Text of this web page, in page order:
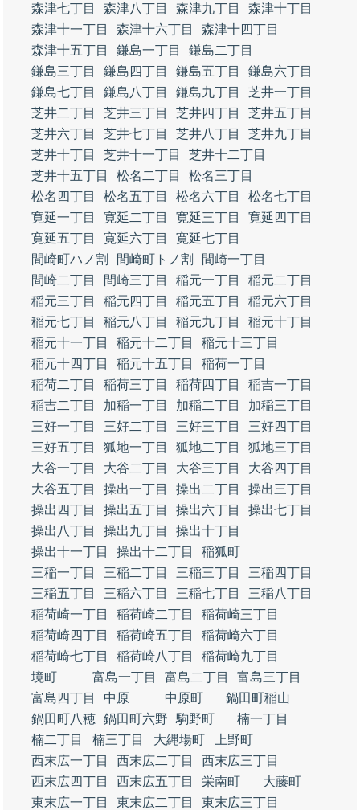
森津七丁目
森津八丁目 森津九丁目
森津十丁目
森津十一丁目
森津十六丁目
森津十四丁目
森津十五丁目
鎌島一丁目
鎌島二丁目
鎌島三丁目
鎌島四丁目 鎌島五丁目
鎌島六丁目
鎌島七丁目
鎌島八丁目 鎌島九丁目
芝井一丁目
芝井二丁目
芝井三丁目 芝井四丁目
芝井五丁目
芝井六丁目
芝井七丁目 芝井八丁目
芝井九丁目
芝井十丁目
芝井十一丁目
芝井十二丁目
芝井十五丁目
松名二丁目
松名三丁目
松名四丁目
松名五丁目 松名六丁目
松名七丁目
寛延一丁目
寛延二丁目 寛延三丁目
寛延四丁目
寛延五丁目
寛延六丁目
寛延七丁目
間崎町ハノ割
間崎町トノ割
間崎一丁目
間崎二丁目
間崎三丁目 稲元一丁目
稲元二丁目
稲元三丁目
稲元四丁目 稲元五丁目
稲元六丁目
稲元七丁目
稲元八丁目 稲元九丁目
稲元十丁目
稲元十一丁目
稲元十二丁目
稲元十三丁目
稲元十四丁目
稲元十五丁目
稲荷一丁目
稲荷二丁目
稲荷三丁目 稲荷四丁目
稲吉一丁目
稲吉二丁目
加稲一丁目 加稲二丁目
加稲三丁目
三好一丁目
三好二丁目 三好三丁目
三好四丁目
三好五丁目
狐地一丁目 狐地二丁目
狐地三丁目
大谷一丁目
大谷二丁目 大谷三丁目
大谷四丁目
大谷五丁目
操出一丁目 操出二丁目
操出三丁目
操出四丁目
操出五丁目 操出六丁目
操出七丁目
操出八丁目
操出九丁目
操出十丁目
操出十一丁目
操出十二丁目
稲狐町
三稲一丁目
三稲二丁目 三稲三丁目
三稲四丁目
三稲五丁目
三稲六丁目 三稲七丁目
三稲八丁目
稲荷崎一丁目
稲荷崎二丁目
稲荷崎三丁目
稲荷崎四丁目
稲荷崎五丁目
稲荷崎六丁目
稲荷崎七丁目
稲荷崎八丁目
稲荷崎九丁目
境町
富島一丁目 富島二丁目
富島三丁目
富島四丁目
中原 中原町
鍋田町稲山
鍋田町八穂 鍋田町六野 駒野町
楠一丁目
楠二丁目
楠三丁目 大縄場町
上野町
西末広一丁目
西末広二丁目
西末広三丁目
西末広四丁目
西末広五丁目 栄南町
大藤町
東末広一丁目
東末広二丁目
東末広三丁目